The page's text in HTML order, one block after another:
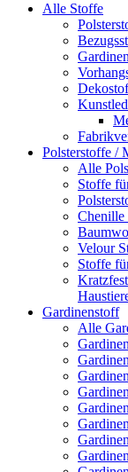
Alle Stoffe
Polsterstoffe /
Alle
Stoffe
Chenille
Velour
Stoffe
Gardinenstoff
Alle